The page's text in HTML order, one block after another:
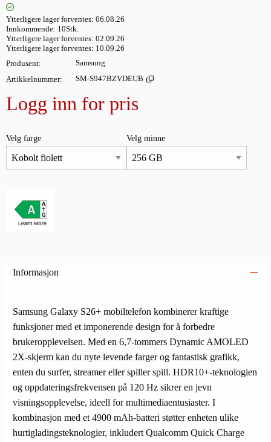
Ytterligere lager forventes 06.08.26
Innkommende 10Stk.
Ytterligere lager forventes 02.09.26
Ytterligere lager forventes 10.09.26
Produsent Samsung
Artikkelnummer SM-S947BZVDEUB
Logg inn for pris
Velg farge Velg minne
Informasjon
Samsung Galaxy S26+ mobiltelefon kombinerer kraftige
funksjoner med et imponerende design for å forbedre
brukeropplevelsen. Med en 6,7-tommers Dynamic AMOLED
2X-skjerm kan du nyte levende farger og fantastisk grafikk,
enten du surfer, streamer eller spiller spill. HDR10+-teknologien
og oppdateringsfrekvensen på 120 Hz sikrer en jevn
visningsopplevelse, ideell for multimediaentusiaster. I
kombinasjon med et 4900 mAh-batteri støtter enheten ulike
hurtigladingsteknologier, inkludert Qualcomm Quick Charge